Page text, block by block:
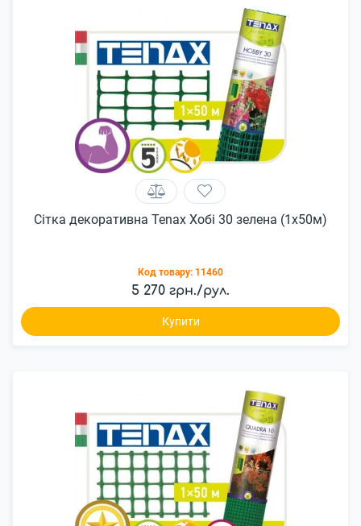
Сітка декоративна Tenax Хобі 30 зелена (1х50м)
Код товару: 11460
5 270 грн./рул.
Купити